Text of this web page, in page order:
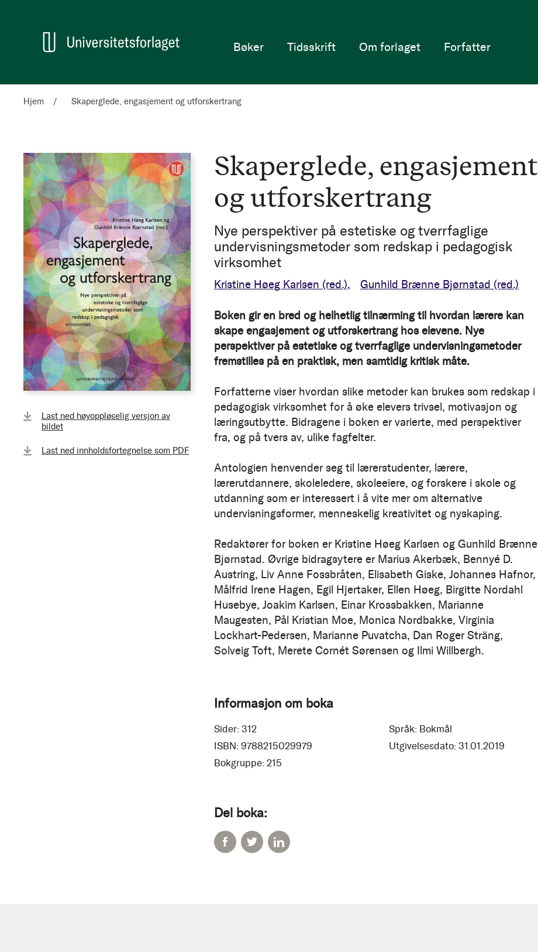
Hjem
Bøker Tidsskrift Om forlaget Forfatter
Hjem Skaperglede, engasjement og utforskertrang
Last ned høyoppløselig versjon av
bildet
Last ned innholdsfortegnelse som PDF
Skaperglede, engasjement
og utforskertrang
Nye perspektiver på estetiske og tverrfaglige
undervisningsmetoder som redskap i pedagogisk
virksomhet
Kristine Høeg Karlsen (red.) Gunhild Brænne Bjørnstad (red.)
Boken gir en bred og helhetlig tilnærming til hvordan lærere kan
skape engasjement og utforskertrang hos elevene. Nye
perspektiver på estetiske og tverrfaglige undervisningsmetoder
fremstilles på en praktisk, men samtidig kritisk måte.
Forfatterne viser hvordan slike metoder kan brukes som redskap i
pedagogisk virksomhet for å øke elevers trivsel, motivasjon og
læringsutbytte. Bidragene i boken er varierte, med perspektiver
fra, og på tvers av, ulike fagfelter.
Antologien henvender seg til lærerstudenter, lærere,
lærerutdannere, skoleledere, skoleeiere, og forskere i skole og
utdanning som er interessert i å vite mer om alternative
undervisningsformer, menneskelig kreativitet og nyskaping.
Redaktører for boken er Kristine Høeg Karlsen og Gunhild Brænne
Bjørnstad. Øvrige bidragsytere er Marius Akerbæk, Bennyé D.
Austring, Liv Anne Fossbråten, Elisabeth Giske, Johannes Hafnor,
Målfrid Irene Hagen, Egil Hjertaker, Ellen Høeg, Birgitte Nordahl
Husebye, Joakim Karlsen, Einar Krossbakken, Marianne
Maugesten, Pål Kristian Moe, Monica Nordbakke, Virginia
Lockhart-Pedersen, Marianne Puvatcha, Dan Roger Sträng,
Solveig Toft, Merete Cornét Sørensen og Ilmi Willbergh.
Informasjon om boka
Sider: 312 Språk: Bokmål
ISBN: 9788215029979 Utgivelsesdato: 31.01.2019
Bokgruppe: 215
Del boka: